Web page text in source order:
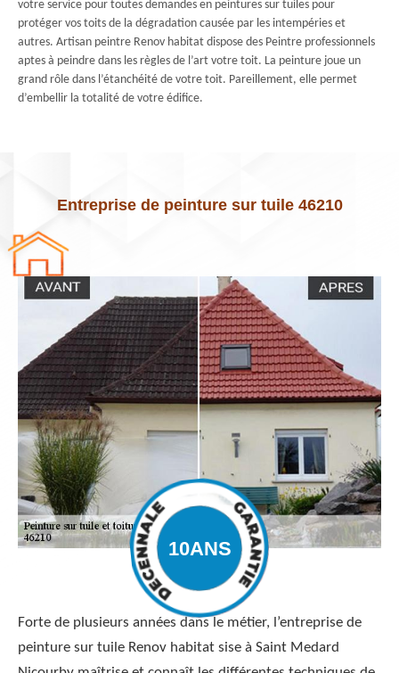
votre service pour toutes demandes en peintures sur tuiles pour
protéger vos toits de la dégradation causée par les intempéries et
autres. Artisan peintre Renov habitat dispose des Peintre professionnels
aptes à peindre dans les règles de l’art votre toit. La peinture joue un
grand rôle dans l’étanchéité de votre toit. Pareillement, elle permet
d’embellir la totalité de votre édifice.
Entreprise de peinture sur tuile 46210
Forte de plusieurs années dans le métier, l’entreprise de
peinture sur tuile Renov habitat sise à Saint Medard